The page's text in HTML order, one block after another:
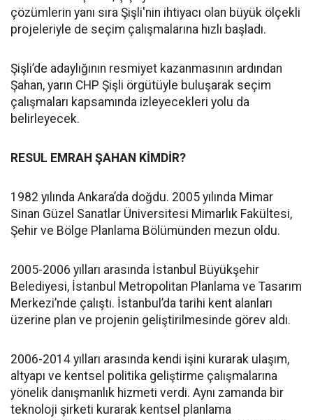
çözümlerin yanı sıra Şişli'nin ihtiyacı olan büyük ölçekli
projeleriyle de seçim çalışmalarına hızlı başladı.
Şişli’de adaylığının resmiyet kazanmasının ardından
Şahan, yarın CHP Şişli örgütüyle buluşarak seçim
çalışmaları kapsamında izleyecekleri yolu da
belirleyecek.
RESUL EMRAH ŞAHAN KİMDİR?
1982 yılında Ankara’da doğdu. 2005 yılında Mimar
Sinan Güzel Sanatlar Üniversitesi Mimarlık Fakültesi,
Şehir ve Bölge Planlama Bölümünden mezun oldu.
2005-2006 yılları arasında İstanbul Büyükşehir
Belediyesi, İstanbul Metropolitan Planlama ve Tasarım
Merkezi’nde çalıştı. İstanbul’da tarihi kent alanları
üzerine plan ve projenin geliştirilmesinde görev aldı.
2006-2014 yılları arasında kendi işini kurarak ulaşım,
altyapı ve kentsel politika geliştirme çalışmalarına
yönelik danışmanlık hizmeti verdi. Aynı zamanda bir
teknoloji şirketi kurarak kentsel planlama